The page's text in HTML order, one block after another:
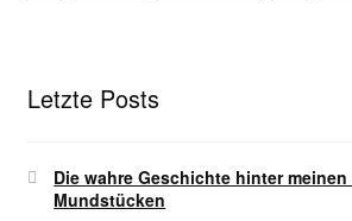
Letzte Posts
Die wahre Geschichte hinter
Mundstücken